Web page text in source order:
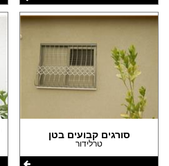
סורגים קבועים בטן
טרלידור